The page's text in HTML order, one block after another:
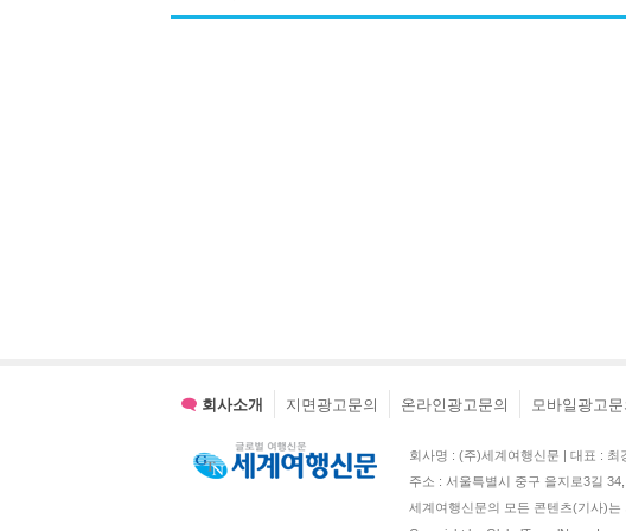
회사소개 지면광고문의 온라인광고문의 모바일광고문
회사명 : (주)세계여행신문 | 대표 : 최
주소 : 서울특별시 중구 을지로3길
세계여행신문의 모든 콘텐츠(기사)